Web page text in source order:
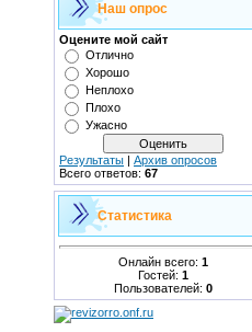
Наш опрос
Оцените мой сайт
Отлично
Хорошо
Неплохо
Плохо
Ужасно
Результаты | Архив опросов
Всего ответов: 67
Статистика
Онлайн всего: 1
Гостей: 1
Пользователей: 0